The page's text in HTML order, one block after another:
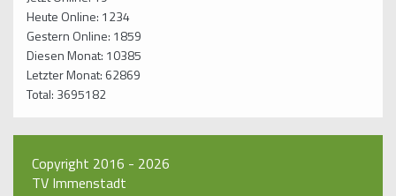
Heute Online: 1234
Gestern Online: 1859
Diesen Monat: 10385
Letzter Monat: 62869
Total: 3695182
Copyright 2016 - 2026
TV Immenstadt